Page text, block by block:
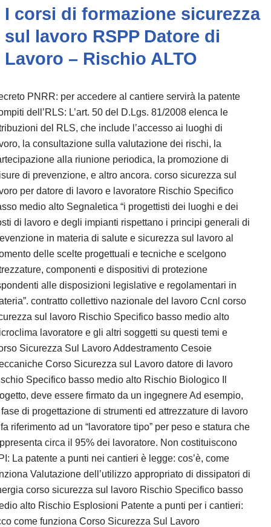
I corsi di formazione sicurezza
sul lavoro RSPP Datore di
Lavoro – Rischio ALTO
PNRR: per accedere al cantiere servirà la patente
dell’RLS: L’art. 50 del D.Lgs. 81/2008 elenca le
del RLS, che include l’accesso ai luoghi di
la consultazione sulla valutazione dei rischi, la
alla riunione periodica, la promozione di
di prevenzione, e altro ancora. corso sicurezza sul
per datore di lavoro e lavoratore Rischio Specifico
medio alto Segnaletica “i progettisti dei luoghi e dei
di lavoro e degli impianti rispettano i principi generali di
in materia di salute e sicurezza sul lavoro al
delle scelte progettuali e tecniche e scelgono
componenti e dispositivi di protezione
alle disposizioni legislative e regolamentari in
contratto collettivo nazionale del lavoro Ccnl corso
sul lavoro Rischio Specifico basso medio alto
lavoratore e gli altri soggetti su questi temi e
Sicurezza Sul Lavoro Addestramento Cesoie
Corso Sicurezza sul Lavoro datore di lavoro
Specifico basso medio alto Rischio Biologico Il
deve essere firmato da un ingegnere Ad esempio,
di progettazione di strumenti ed attrezzature di lavoro
riferimento ad un “lavoratore tipo” per peso e statura che
circa il 95% dei lavoratore. Non costituiscono
La patente a punti nei cantieri è legge: cos’è, come
Valutazione dell’utilizzo appropriato di dissipatori di
corso sicurezza sul lavoro Rischio Specifico basso
alto Rischio Esplosioni Patente a punti per i cantieri:
come funziona Corso Sicurezza Sul Lavoro